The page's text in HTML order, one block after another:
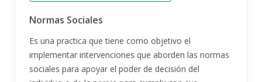
Normas Sociales
Es una practica que tiene como objetivo el
implementar intervenciones que aborden las normas
sociales para apoyar el poder de decisión del